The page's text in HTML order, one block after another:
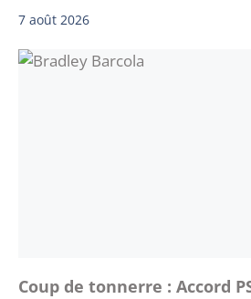
7 août 2026
Coup de tonnerre : Accord